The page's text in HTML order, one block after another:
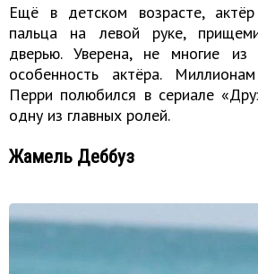
Ещё в детском возрасте,
пальца на левой руке,
дверью. Уверена, не многие из
особенность актёра.
Перри полюбился в сериале
одну из главных ролей.
Жамель Деббуз